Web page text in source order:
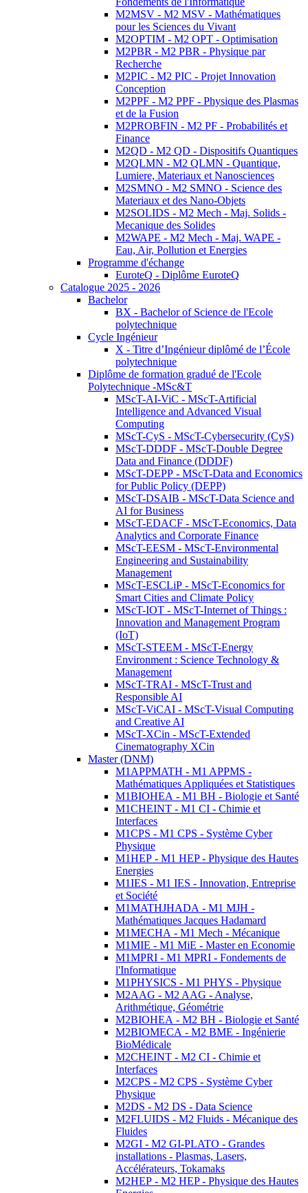
M2MSV - M2 MSV - Mathématiques
pour les Sciences du Vivant
M2OPTIM - M2 OPT - Optimisation
M2PBR - M2 PBR - Physique par
Recherche
M2PIC - M2 PIC - Projet Innovation
Conception
M2PPF - M2 PPF - Physique des Plasmas
et de la Fusion
M2PROBFIN - M2 PF - Probabilités et
Finance
M2QD - M2 QD - Dispositifs Quantiques
M2QLMN - M2 QLMN - Quantique,
Lumiere, Materiaux et Nanosciences
M2SMNO - M2 SMNO - Science des
Materiaux et des Nano-Objets
M2SOLIDS - M2 Mech - Maj. Solids -
Mecanique des Solides
M2WAPE - M2 Mech - Maj. WAPE -
Eau, Air, Pollution et Energies
Programme d'échange
EuroteQ - Diplôme EuroteQ
Catalogue 2025 - 2026
Bachelor
BX - Bachelor of Science de l'Ecole
polytechnique
Cycle Ingénieur
X - Titre d’Ingénieur diplômé de l’École
polytechnique
Diplôme de formation gradué de l'Ecole
Polytechnique -MSc&T
MScT-AI-ViC - MScT-Artificial
Intelligence and Advanced Visual
Computing
MScT-CyS - MScT-Cybersecurity (CyS)
MScT-DDDF - MScT-Double Degree
Data and Finance (DDDF)
MScT-DEPP - MScT-Data and Economics
for Public Policy (DEPP)
MScT-DSAIB - MScT-Data Science and
AI for Business
MScT-EDACF - MScT-Economics, Data
Analytics and Corporate Finance
MScT-EESM - MScT-Environmental
Engineering and Sustainability
Management
MScT-ESCLiP - MScT-Economics for
Smart Cities and Climate Policy
MScT-IOT - MScT-Internet of Things :
Innovation and Management Program
(IoT)
MScT-STEEM - MScT-Energy
Environment : Science Technology &
Management
MScT-TRAI - MScT-Trust and
Responsible AI
MScT-ViCAI - MScT-Visual Computing
and Creative AI
MScT-XCin - MScT-Extended
Cinematography XCin
Master (DNM)
M1APPMATH - M1 APPMS -
Mathématiques Appliquées et Statistiques
M1BIOHEA - M1 BH - Biologie et Santé
M1CHEINT - M1 CI - Chimie et
Interfaces
M1CPS - M1 CPS - Système Cyber
Physique
M1HEP - M1 HEP - Physique des Hautes
Energies
M1IES - M1 IES - Innovation, Entreprise
et Société
M1MATHJHADA - M1 MJH -
Mathématiques Jacques Hadamard
M1MECHA - M1 Mech - Mécanique
M1MIE - M1 MiE - Master en Economie
M1MPRI - M1 MPRI - Fondements de
l'Informatique
M1PHYSICS - M1 PHYS - Physique
M2AAG - M2 AAG - Analyse,
Arithmétique, Géométrie
M2BIOHEA - M2 BH - Biologie et Santé
M2BIOMECA - M2 BME - Ingénierie
BioMédicale
M2CHEINT - M2 CI - Chimie et
Interfaces
M2CPS - M2 CPS - Système Cyber
Physique
M2DS - M2 DS - Data Science
M2FLUIDS - M2 Fluids - Mécanique des
Fluides
M2GI - M2 GI-PLATO - Grandes
installations - Plasmas, Lasers,
Accélérateurs, Tokamaks
M2HEP - M2 HEP - Physique des Hautes